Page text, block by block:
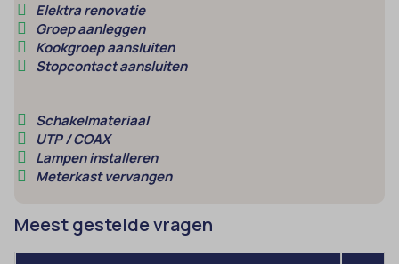
Elektra renovatie
Groep aanleggen
Kookgroep aansluiten
Stopcontact aansluiten
Schakelmateriaal
UTP / COAX
Lampen installeren
Meterkast vervangen
Meest gestelde vragen